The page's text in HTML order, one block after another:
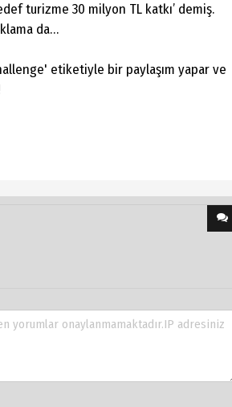
turizme 30 milyon TL katkı’ demiş.
da…
etiketiyle bir paylaşım yapar ve